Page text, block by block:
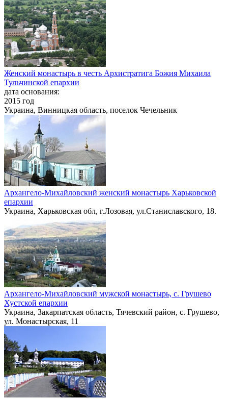
Женский монастырь в честь Архистратига Божия Михаила
Тульчинской епархии
дата основания:
2015 год
Украина, Винницкая область, поселок Чечельник
Архангело-Михайловский женский монастырь Харьковской
епархии
Украина, Харьковская обл, г.Лозовая, ул.Станиславского, 18.
Архангело-Михайловский мужской монастырь, с. Грушево
Хустской епархии
Украина, Закарпатская область, Тячевский район, с. Грушево,
ул. Монастырская, 11